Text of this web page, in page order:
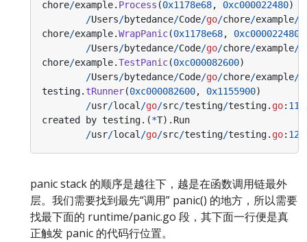
chore/example. Process (0x1178e68, 0xc000022480)
/Users/bytedance/Code/go/chore/example/
chore/example.WrapPanic(0x1178e68, 0xc000022480
/Users/bytedance/Code/go/chore/example/
chore/example.TestPanic(0xc000082600)
/Users/bytedance/Code/go/chore/example/
testing. tRunner(0xc000082600, 0x1155900)
/usr/local/go/src/testing/testing. go:
created
by testing.(*T). Run
/usr/local/go/src/testing/testing. go:
panic stack 的顺序是越往下，越是在函数调用链最外
层。我们需要找到最先“调用” panic() 的地方，所以需要
找最下面的 runtime/panic.go 段，其下面一行便是真
正触发 panic 的代码行位置。